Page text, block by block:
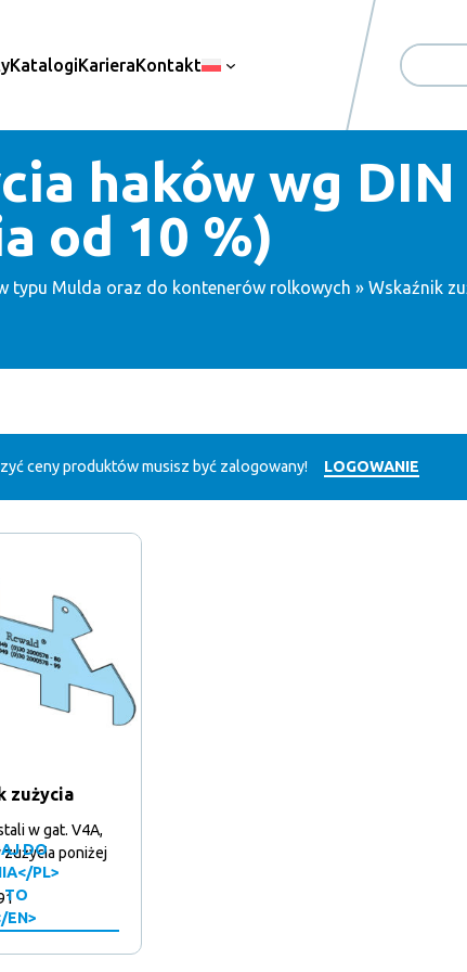
KatalogiKarieraKontakt
Search
haków wg
od 10 %)
typu Mulda oraz do kontenerów rolkowych » Wskaźnik
ceny produktów musisz być zalogowany! LOGOWANIE
zużycia
w gat. V4A,
zużycia poniżej
DO
PL>
TO
EN>